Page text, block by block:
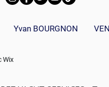
Yvan BOURGNON
Wix